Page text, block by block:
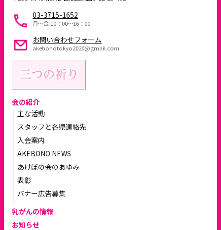
03-3715-1652
月～金 10：00〜16：00
お問い合わせフォーム
akebonotokyo2020@gmail.com
会の紹介
主な活動
スタッフと各県連絡先
入会案内
AKEBONO NEWS
あけぼの会のあゆみ
表彰
バナー広告募集
乳がんの情報
お知らせ